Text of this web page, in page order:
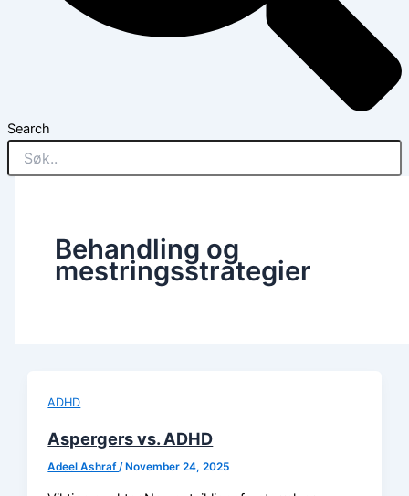
Search
Behandling og
mestringsstrategier
ADHD
Aspergers vs. ADHD
Adeel Ashraf /November 24, 2025